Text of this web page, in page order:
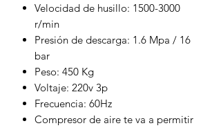
Velocidad de husillo: 1500-3000
r/min
Presión de descarga: 1.6 Mpa / 16
bar
Peso: 450 Kg
Voltaje: 220v 3p
Frecuencia: 60Hz
Compresor de aire te va a permitir